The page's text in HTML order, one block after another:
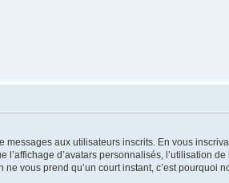
messages aux utilisateurs inscrits. En vous
d’avatars personnalisés, l’utilisation
vous prend qu’un court instant, c’est pourquoi